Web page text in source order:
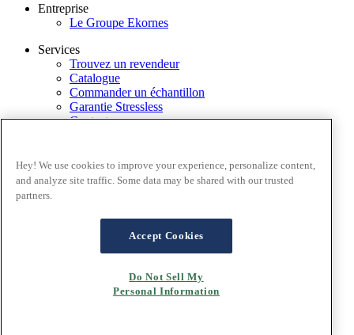
Entreprise
Le Groupe Ekornes
Services
Trouvez un revendeur
Catalogue
Commander un échantillon
Garantie Stressless
Contactez-nous
Conditions générales
Politique de confidentialité
Garantie
FAQ – Ventes en ligne
Hey! We use cookies to improve your experience, personalize content,
and analyze site traffic. Some data may be shared with our trusted
partners.
Accept Cookies
Do Not Sell My
Personal Information